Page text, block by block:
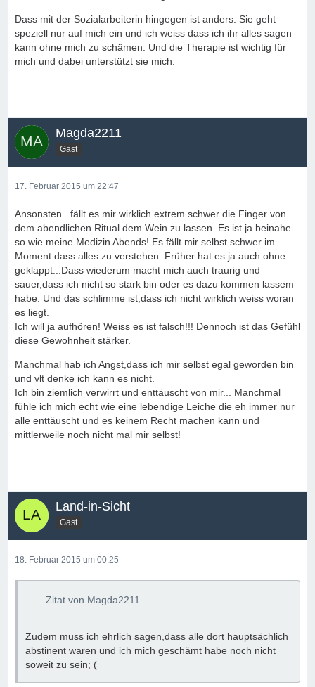
Dass mit der Sozialarbeiterin hingegen ist anders. Sie geht
speziell nur auf mich ein und ich weiss dass ich ihr alles sagen
kann ohne mich zu schämen. Und die Therapie ist wichtig für
mich und dabei unterstützt sie mich.
Magda2211
Gast
17. Februar 2015 um 22:47
Ansonsten...fällt es mir wirklich extrem schwer die Finger von
dem abendlichen Ritual dem Wein zu lassen. Es ist ja beinahe
so wie meine Medizin Abends! Es fällt mir selbst schwer im
Moment dass alles zu verstehen. Früher hat es ja auch ohne
geklappt...Dass wiederum macht mich auch traurig und
sauer,dass ich nicht so stark bin oder es dazu kommen lassem
habe. Und das schlimme ist,dass ich nicht wirklich weiss woran
es liegt.
Ich will ja aufhören! Weiss es ist falsch!!! Dennoch ist das Gefühl
diese Gewohnheit stärker.
Manchmal hab ich Angst,dass ich mir selbst egal geworden bin
und vlt denke ich kann es nicht.
Ich bin ziemlich verwirrt und enttäuscht von mir... Manchmal
fühle ich mich echt wie eine lebendige Leiche die eh immer nur
alle enttäuscht und es keinem Recht machen kann und
mittlerweile noch nicht mal mir selbst!
Land-in-Sicht
Gast
18. Februar 2015 um 00:25
Zitat von Magda2211
Zudem muss ich ehrlich sagen,dass alle dort hauptsächlich
abstinent waren und ich mich geschämt habe noch nicht
soweit zu sein; (